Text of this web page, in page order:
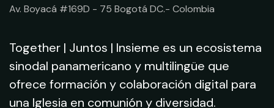
Av. Boyacá #169D - 75 Bogotá DC.- Colombia
Together | Juntos | Insieme es un ecosistema
sinodal panamericano y multilingüe que
ofrece formación y colaboración digital para
una Iglesia en comunión y diversidad.